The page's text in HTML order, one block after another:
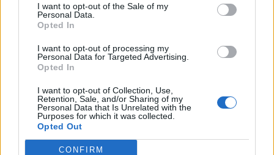
I want to opt-out of the Sale of my
Personal Data.
Opted In
I want to opt-out of processing my
Personal Data for Targeted Advertising.
Opted In
I want to opt-out of Collection, Use,
Retention, Sale, and/or Sharing of my
Personal Data that Is Unrelated with the
Purposes for which it was collected.
Opted Out
CONFIRM